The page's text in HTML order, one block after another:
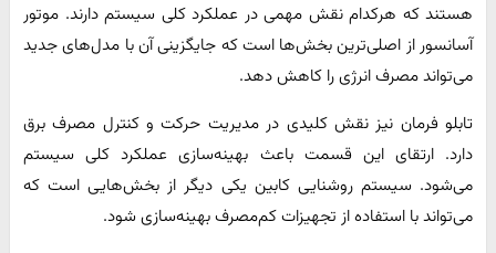
هستند که هرکدام نقش مهمی در عملکرد کلی سیستم دارند. موتور
آسانسور از اصلی‌ترین بخش‌ها است که جایگزینی آن با مدل‌های جدید
می‌تواند مصرف انرژی را کاهش دهد.
تابلو فرمان نیز نقش کلیدی در مدیریت حرکت و کنترل مصرف برق
دارد. ارتقای این قسمت باعث بهینه‌سازی عملکرد کلی سیستم
می‌شود. سیستم روشنایی کابین یکی دیگر از بخش‌هایی است که
می‌تواند با استفاده از تجهیزات کم‌مصرف بهینه‌سازی شود.